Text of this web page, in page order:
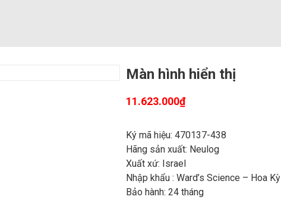
Màn hình hiển thị
11.623.000₫
Ký mã hiệu: 470137-438
Hãng sản xuất: Neulog
Xuất xứ: Israel
Nhập khẩu : Ward’s Science – Hoa Kỳ
Bảo hành: 24 tháng